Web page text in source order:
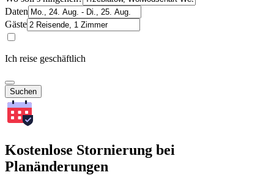
Daten
Gäste
Ich reise geschäftlich
Suchen
Kostenlose Stornierung bei
Planänderungen